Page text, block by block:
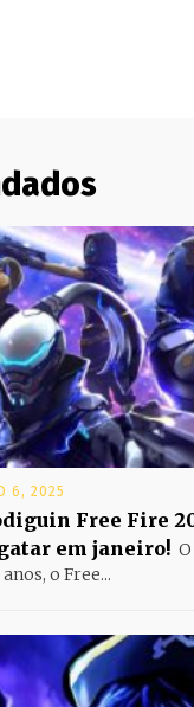
6, 2025
Free Fire
em janeiro!
o Free...